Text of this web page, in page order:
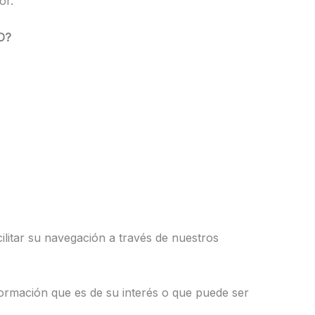
su navegación a través de nuestros
que es de su interés o que puede ser